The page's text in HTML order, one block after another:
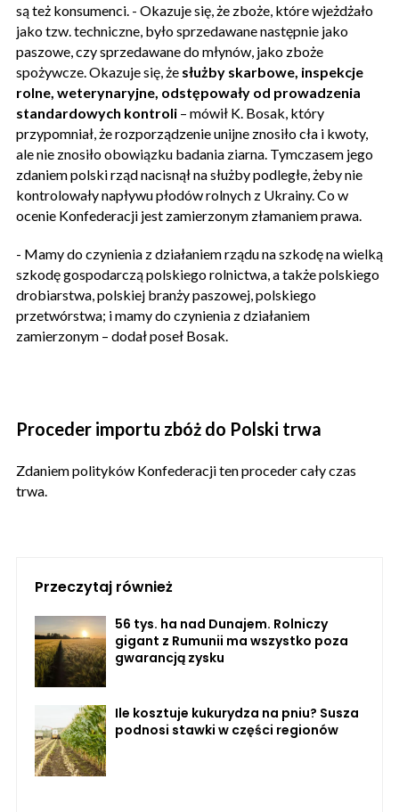
są też konsumenci. - Okazuje się, że zboże, które wjeżdżało
jako tzw. techniczne, było sprzedawane następnie jako
paszowe, czy sprzedawane do młynów, jako zboże
spożywcze. Okazuje się, że służby skarbowe, inspekcje
rolne, weterynaryjne, odstępowały od prowadzenia
standardowych kontroli – mówił K. Bosak, który
przypomniał, że rozporządzenie unijne znosiło cła i kwoty,
ale nie znosiło obowiązku badania ziarna. Tymczasem jego
zdaniem polski rząd nacisnął na służby podległe, żeby nie
kontrolowały napływu płodów rolnych z Ukrainy. Co w
ocenie Konfederacji jest zamierzonym złamaniem prawa.
- Mamy do czynienia z działaniem rządu na szkodę na wielką
szkodę gospodarczą polskiego rolnictwa, a także polskiego
drobiarstwa, polskiej branży paszowej, polskiego
przetwórstwa; i mamy do czynienia z działaniem
zamierzonym – dodał poseł Bosak.
Proceder importu zbóż do Polski trwa
Zdaniem polityków Konfederacji ten proceder cały czas
trwa.
Przeczytaj również
56 tys. ha nad Dunajem. Rolniczy
gigant z Rumunii ma wszystko poza
gwarancją zysku
Ile kosztuje kukurydza na pniu? Susza
podnosi stawki w części regionów